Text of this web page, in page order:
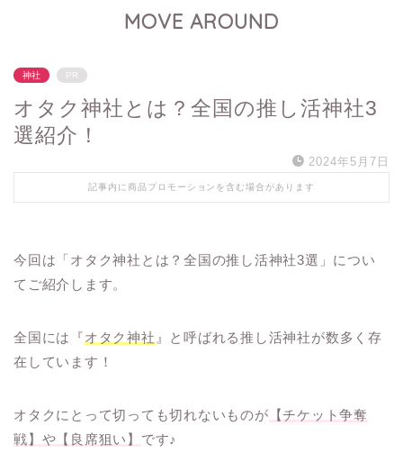
MOVE AROUND
神社 PR
オタク神社とは？全国の推し活神社3
選紹介！
2024年5月7日
記事内に商品プロモーションを含む場合があります
今回は「オタク神社とは？全国の推し活神社3選」につい
てご紹介します。
全国には『オタク神社 』と呼ばれる推し活神社が数多く存
在しています！
オタクにとって切っても切れないものが 【チケット争奪
戦】や【良席狙い】 です♪